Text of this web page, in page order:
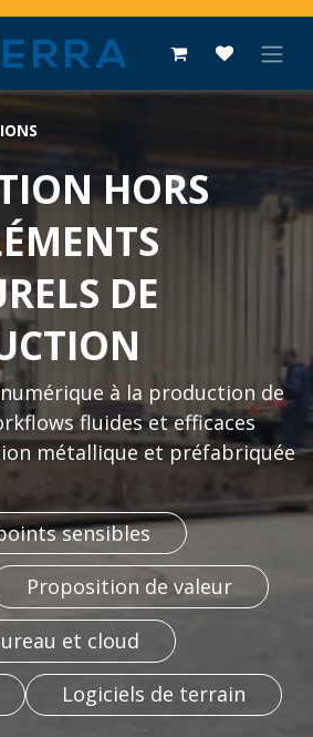
HORS
DE
à la production de
fluides et efficaces
métallique et préfabriquée
sensibles​
Proposition​​​​ de valeur
et cloud
Logiciels de terrain​